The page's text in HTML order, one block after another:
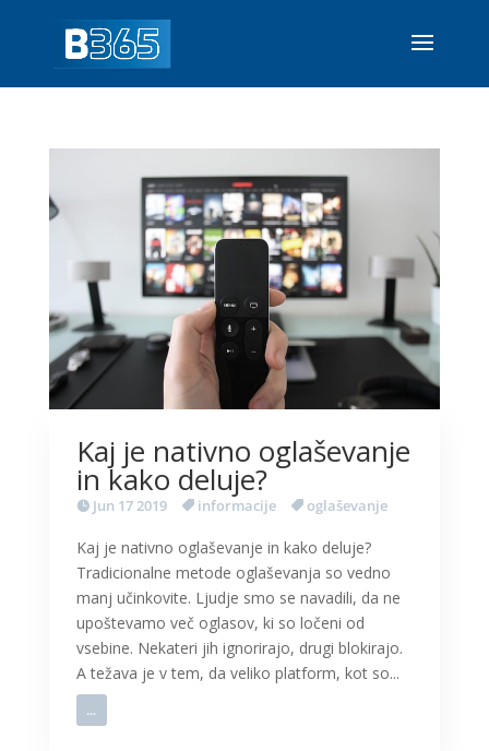
Kaj je nativno oglaševanje
in kako deluje?
Jun 17 2019 informacije oglaševanje
Kaj je nativno oglaševanje in kako deluje?
Tradicionalne metode oglaševanja so vedno
manj učinkovite. Ljudje smo se navadili, da ne
upoštevamo več oglasov, ki so ločeni od
vsebine. Nekateri jih ignorirajo, drugi blokirajo.
A težava je v tem, da veliko platform, kot so...
...